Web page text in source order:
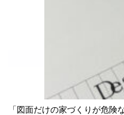
「図面だけの家づくりが危